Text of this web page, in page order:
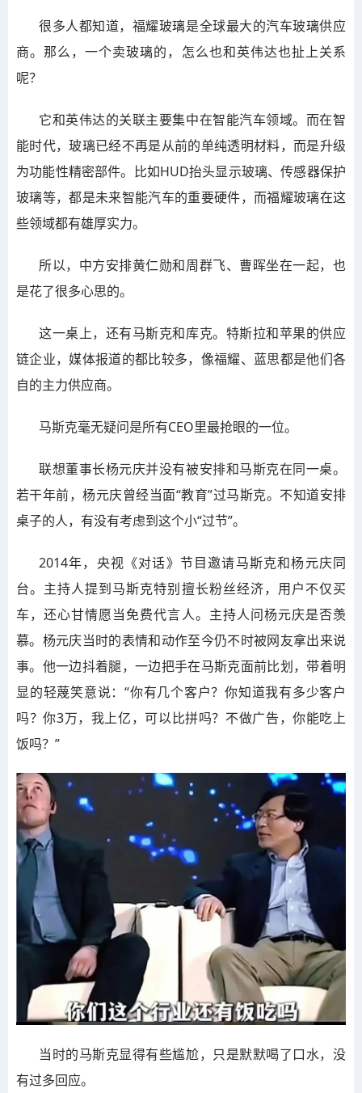
很多人都知道，福耀玻璃是全球最大的汽车玻璃供应
商。那么，一个卖玻璃的，怎么也和英伟达也扯上关系
呢？
它和英伟达的关联主要集中在智能汽车领域。而在智
能时代，玻璃已经不再是从前的单纯透明材料，而是升级
为功能性精密部件。比如HUD抬头显示玻璃、传感器保护
玻璃等，都是未来智能汽车的重要硬件，而福耀玻璃在这
些领域都有雄厚实力。
所以，中方安排黄仁勋和周群飞、曹晖坐在一起，也
是花了很多心思的。
这一桌上，还有马斯克和库克。特斯拉和苹果的供应
链企业，媒体报道的都比较多，像福耀、蓝思都是他们各
自的主力供应商。
马斯克毫无疑问是所有CEO里最抢眼的一位。
联想董事长杨元庆并没有被安排和马斯克在同一桌。
若干年前，杨元庆曾经当面“教育”过马斯克。不知道安排
桌子的人，有没有考虑到这个小“过节”。
2014年，央视《对话》节目邀请马斯克和杨元庆同
台。主持人提到马斯克特别擅长粉丝经济，用户不仅买
车，还心甘情愿当免费代言人。主持人问杨元庆是否羡
慕。杨元庆当时的表情和动作至今仍不时被网友拿出来说
事。他一边抖着腿，一边把手在马斯克面前比划，带着明
显的轻蔑笑意说：“你有几个客户？你知道我有多少客户
吗？你3万，我上亿，可以比拼吗？不做广告，你能吃上
饭吗？”
当时的马斯克显得有些尴尬，只是默默喝了口水，没
有过多回应。